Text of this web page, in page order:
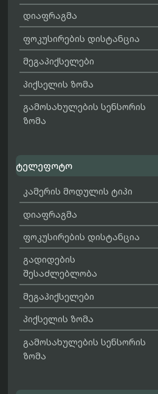
დიაფრაგმა
ფოკუსირების დისტანცია
მეგაპიქსელები
პიქსელის ზომა
გამოსახულების სენსორის
ზომა
ტელეფოტო
კამერის მოდულის ტიპი
დიაფრაგმა
ფოკუსირების დისტანცია
გადიდების
შესაძლებლობა
მეგაპიქსელები
პიქსელის ზომა
გამოსახულების სენსორის
ზომა